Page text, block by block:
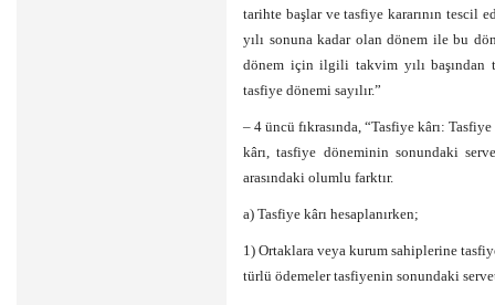
tarihte başlar ve tasfiye kararının tescil
yılı sonuna kadar olan dönem ile bu
dönem için ilgili takvim yılı başından
tasfiye dönemi sayılır.”
– 4 üncü fıkrasında, “Tasfiye kârı:
kârı, tasfiye döneminin sonundaki
arasındaki olumlu farktır.
a) Tasfiye kârı hesaplanırken;
1) Ortaklara veya kurum sahiplerine
türlü ödemeler tasfiyenin sonundaki